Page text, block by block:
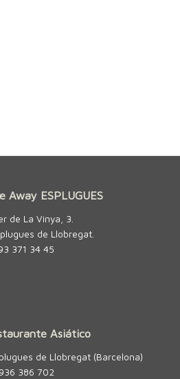
Away ESPLUGUES
de La Vinya, 3.
de Llobregat.
371 34 45
Asiático
de Llobregat (Barcelona)
936 386 702